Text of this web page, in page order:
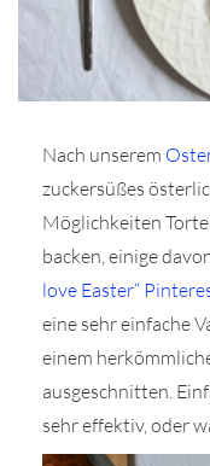
Nach unserem
zuckersüßes
Möglichkeiten
backen, einige
love Easter“
eine sehr einfache
einem
ausgeschnitten.
sehr effektiv, oder